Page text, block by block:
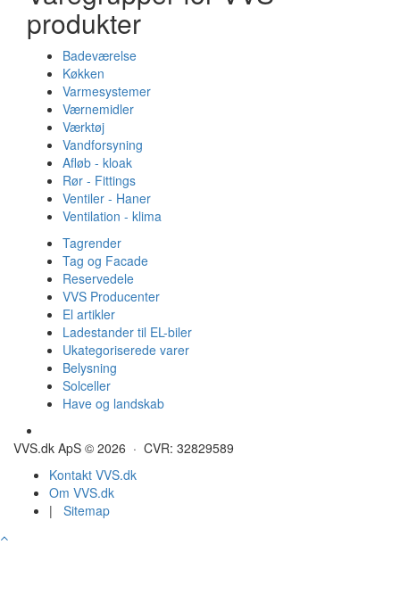
produkter
Badeværelse
Køkken
Varmesystemer
Værnemidler
Værktøj
Vandforsyning
Afløb - kloak
Rør - Fittings
Ventiler - Haner
Ventilation - klima
Tagrender
Tag og Facade
Reservedele
VVS Producenter
El artikler
Ladestander til EL-biler
Ukategoriserede varer
Belysning
Solceller
Have og landskab
VVS.dk ApS © 2026 · CVR: 32829589
Kontakt VVS.dk
Om VVS.dk
| Sitemap